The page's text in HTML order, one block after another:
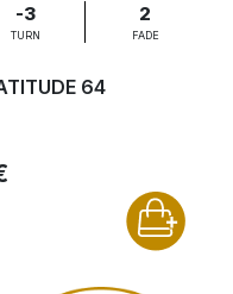
-3
TURN
2
FADE
64